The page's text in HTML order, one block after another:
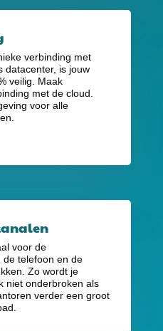
verbinding met
datacenter, is jouw
veilig. Maak
met de cloud.
voor alle
voor de
de telefoon en de
Zo wordt je
niet onderbroken als
verder een groot